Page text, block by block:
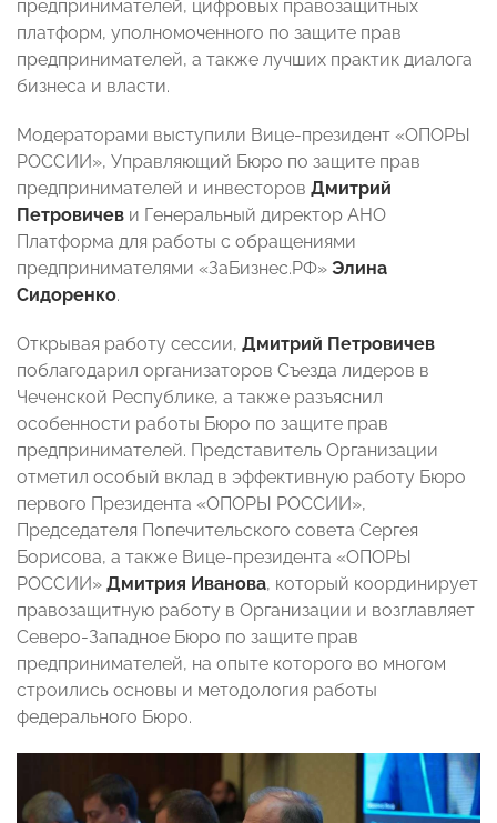
предпринимателей, цифровых правозащитных
платформ, уполномоченного по защите прав
предпринимателей, а также лучших практик диалога
бизнеса и власти.
Модераторами выступили Вице-президент «ОПОРЫ
РОССИИ», Управляющий Бюро по защите прав
предпринимателей и инвесторов Дмитрий
Петровичев и Генеральный директор АНО
Платформа для работы с обращениями
предпринимателями «ЗаБизнес.РФ» Элина
Сидоренко.
Открывая работу сессии, Дмитрий Петровичев
поблагодарил организаторов Съезда лидеров в
Чеченской Республике, а также разъяснил
особенности работы Бюро по защите прав
предпринимателей. Представитель Организации
отметил особый вклад в эффективную работу Бюро
первого Президента «ОПОРЫ РОССИИ»,
Председателя Попечительского совета Сергея
Борисова, а также Вице-президента «ОПОРЫ
РОССИИ» Дмитрия Иванова, который координирует
правозащитную работу в Организации и возглавляет
Северо-Западное Бюро по защите прав
предпринимателей, на опыте которого во многом
строились основы и методология работы
федерального Бюро.